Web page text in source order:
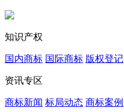
知识产权
国内商标 国际商标 版权登记
资讯专区
商标新闻 标局动态 商标案例